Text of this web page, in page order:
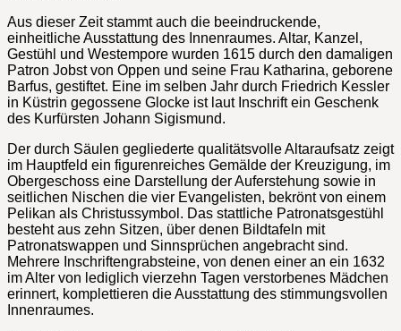
Aus dieser Zeit stammt auch die beeindruckende,
einheitliche Ausstattung des Innenraumes. Altar, Kanzel,
Gestühl und Westempore wurden 1615 durch den damaligen
Patron Jobst von Oppen und seine Frau Katharina, geborene
Barfus, gestiftet. Eine im selben Jahr durch Friedrich Kessler
in Küstrin gegossene Glocke ist laut Inschrift ein Geschenk
des Kurfürsten Johann Sigismund.
Der durch Säulen gegliederte qualitätsvolle Altaraufsatz zeigt
im Hauptfeld ein figurenreiches Gemälde der Kreuzigung, im
Obergeschoss eine Darstellung der Auferstehung sowie in
seitlichen Nischen die vier Evangelisten, bekrönt von einem
Pelikan als Christussymbol. Das stattliche Patronatsgestühl
besteht aus zehn Sitzen, über denen Bildtafeln mit
Patronatswappen und Sinnsprüchen angebracht sind.
Mehrere Inschriftengrabsteine, von denen einer an ein 1632
im Alter von lediglich vierzehn Tagen verstorbenes Mädchen
erinnert, komplettieren die Ausstattung des stimmungsvollen
Innenraumes.